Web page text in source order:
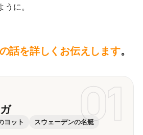
に。
話を詳しくお伝えします。
01
ヨット スウェーデンの名艇